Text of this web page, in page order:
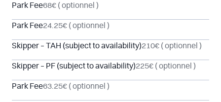
Park Fee68€ ( optionnel )
Park Fee24.25€ ( optionnel )
Skipper – TAH (subject to availability)210€ ( optionnel )
Skipper – PF (subject to availability)225€ ( optionnel )
Park Fee63.25€ ( optionnel )